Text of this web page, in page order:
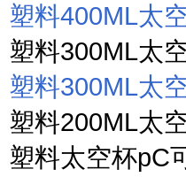
塑料400ML太
塑料300ML太
塑料300ML太
塑料200ML太
塑料太空杯pC